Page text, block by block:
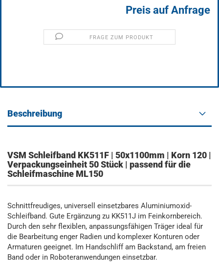
Preis auf Anfrage
FRAGE ZUM PRODUKT
Beschreibung
VSM Schleifband KK511F | 50x1100mm | Korn 120 |
Verpackungseinheit 50 Stück | passend für die
Schleifmaschine ML150
Schnittfreudiges, universell einsetzbares Aluminiumoxid-
Schleifband. Gute Ergänzung zu KK511J im Feinkornbereich.
Durch den sehr flexiblen, anpassungsfähigen Träger ideal für
die Bearbeitung enger Radien und komplexer Konturen oder
Armaturen geeignet. Im Handschliff am Backstand, am freien
Band oder in Roboteranwendungen einsetzbar.